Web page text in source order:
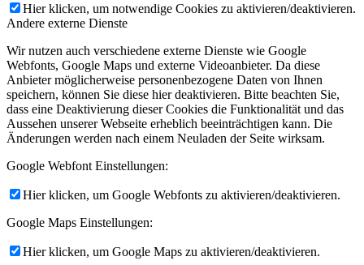
Hier klicken, um notwendige Cookies zu aktivieren/deaktivieren.
Andere externe Dienste
Wir nutzen auch verschiedene externe Dienste wie Google
Webfonts, Google Maps und externe Videoanbieter. Da diese
Anbieter möglicherweise personenbezogene Daten von Ihnen
speichern, können Sie diese hier deaktivieren. Bitte beachten Sie,
dass eine Deaktivierung dieser Cookies die Funktionalität und das
Aussehen unserer Webseite erheblich beeinträchtigen kann. Die
Änderungen werden nach einem Neuladen der Seite wirksam.
Google Webfont Einstellungen:
Hier klicken, um Google Webfonts zu aktivieren/deaktivieren.
Google Maps Einstellungen:
Hier klicken, um Google Maps zu aktivieren/deaktivieren.